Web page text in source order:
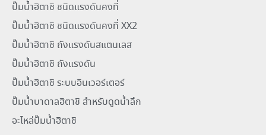
ปั๊มน้ำฮิตาชิ ชนิดแรงดันคงที่
ปั๊มน้ำฮิตาชิ ชนิดแรงดันคงที่ XX2
ปั๊มน้ำฮิตาชิ ถังแรงดันสแตนเลส
ปั๊มน้ำฮิตาชิ ถังแรงดัน
ปั๊มน้ำฮิตาชิ ระบบอินเวอร์เตอร์
ปั๊มน้ำบาดาลฮิตาชิ สำหรับดูดน้ำลึก
อะไหล่ปั๊มน้ำฮิตาชิ